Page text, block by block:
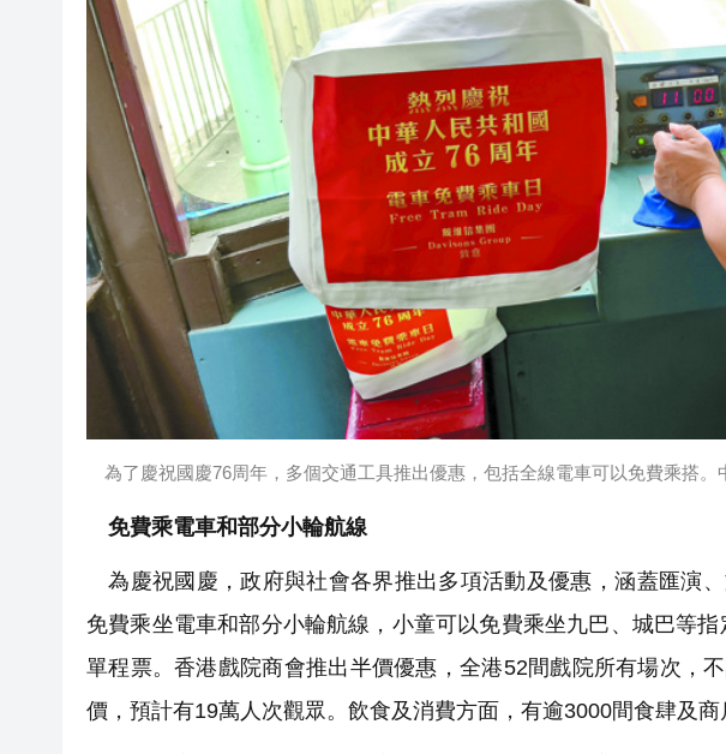
為了慶祝國慶76周年，多個交通工具推出優惠，包括全線電車可以免費乘搭。
免費乘電車和部分小輪航線
為慶祝國慶，政府與社會各界推出多項活動及優惠，涵蓋匯演
免費乘坐電車和部分小輪航線，小童可以免費乘坐九巴、城巴等
單程票。香港戲院商會推出半價優惠，全港52間戲院所有場次，
價，預計有19萬人次觀眾。飲食及消費方面，有逾3000間食肆及商